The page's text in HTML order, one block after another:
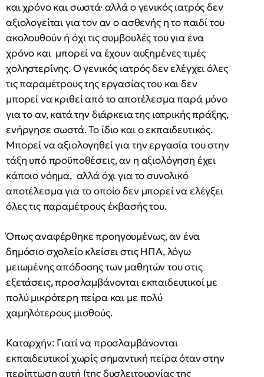
και χρόνο και σωστά· αλλά ο γενικός ιατρός δεν
αξιολογείται για τον αν ο ασθενής η το παιδί του
ακολουθούν ή όχι τις συμβουλές του για ένα
χρόνο και μπορεί να έχουν αυξημένες τιμές
χοληστερίνης. Ο γενικός ιατρός δεν ελέγχει όλες
τις παραμέτρους της εργασίας του και δεν
μπορεί να κριθεί από το αποτέλεσμα παρά μόνο
για το αν, κατά την διάρκεια της ιατρικής πράξης,
ενήργησε σωστά. Το ίδιο και ο εκπαιδευτικός.
Μπορεί να αξιολογηθεί για την εργασία του στην
τάξη υπό προϋποθέσεις, αν η αξιολόγηση έχει
κάποιο νόημα, αλλά όχι για το συνολικό
αποτέλεσμα για το οποίο δεν μπορεί να ελέγξει
όλες τις παραμέτρους έκβασής του.
Όπως αναφέρθηκε προηγουμένως, αν ένα
δημόσιο σχολείο κλείσει στις ΗΠΑ, λόγω
μειωμένης απόδοσης των μαθητών του στις
εξετάσεις, προσλαμβάνονται εκπαιδευτικοί με
πολύ μικρότερη πείρα και με πολύ
χαμηλότερους μισθούς.
Καταρχήν: Γιατί να προσλαμβάνονται
εκπαιδευτικοί χωρίς σημαντική πείρα όταν στην
περίπτωση αυτή (της δυσλειτουργίας της